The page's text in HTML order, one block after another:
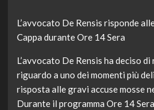
L’avvocato De Rensis risponde
Cappa durante Ore 14 Sera
L’avvocato De Rensis ha deciso
riguardo a uno dei momenti più
risposta alle gravi accuse mosse
Durante il programma Ore 14